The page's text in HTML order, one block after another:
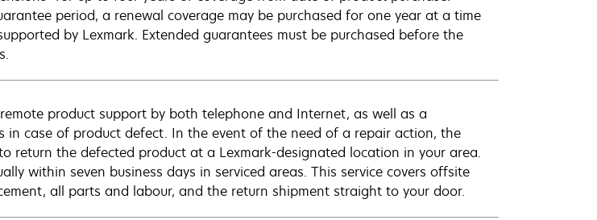
period, a renewal coverage may be purchased for one year at a time
by Lexmark. Extended guarantees must be purchased before the
product support by both telephone and Internet, as well as a
in case of product defect. In the event of the need of a repair action, the
return the defected product at a Lexmark-designated location in your area.
within seven business days in serviced areas. This service covers offsite
all parts and labour, and the return shipment straight to your door.